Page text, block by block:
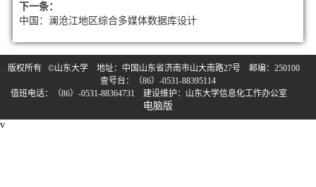
下一条：
中国：澜沧江地区综合多媒体数据库设计
版权所有 ©山东大学 地址：中国山东省济南市山大南路27号 邮编：250100
查号台：（86）-0531-88395114
值班电话：（86）-0531-88364731 建设维护：山东大学信息化工作办公室
电脑版
v